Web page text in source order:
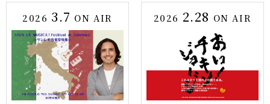
2026 3.7 ON AIR 2026 2.28 ON AIR